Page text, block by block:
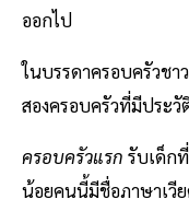
ออกไป
ในบรรดาครอบครัวช
สองครอบครัวที่มีประ
ครอบครัวแรก รับเด็ก
น้อยคนนี้มีชื่อภาษาเวี